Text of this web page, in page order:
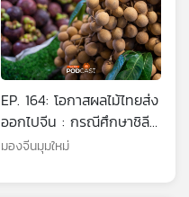
EP. 164: โอกาสผลไม้ไทยส่ง
ออกไปจีน : กรณีศึกษาชิลี
และนิวซีแลนด์
มองจีนมุมใหม่